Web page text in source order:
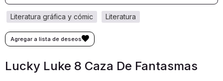
literatura
literatura gráfica y cómic
Lucky Luke 8 Caza De Fantasmas